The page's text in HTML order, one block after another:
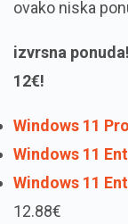
ovako niska
izvrsna
12€!
Windows 11
Windows 11
Windows 11
12.88€